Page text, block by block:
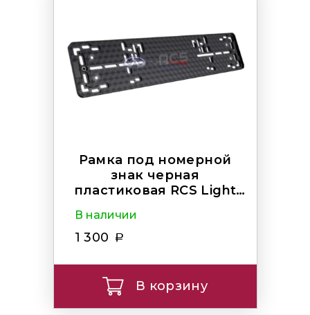
Рамка под номерной
знак черная
пластиковая RCS Light
В наличии
1 300
В корзину